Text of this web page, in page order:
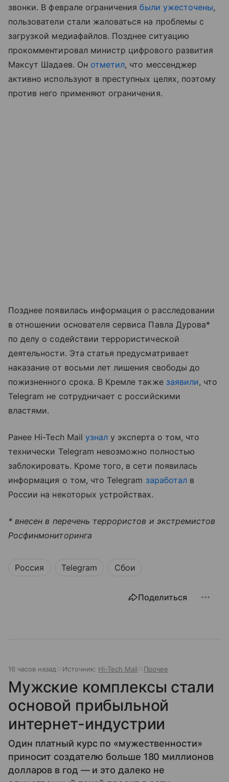
звонки. В феврале ограничениябыли ужесточены,
пользователи стали жаловаться на проблемы с
загрузкой медиафайлов. Позднее ситуацию
прокомментировал министр цифрового развития
Максут Шадаев. Он отметил, что мессенджер
активно используют в преступных целях, поэтому
против него применяют ограничения.
Позднее появилась информация о расследовании
в отношении основателя сервиса Павла Дурова*
по делу о содействии террористической
деятельности. Эта статья предусматривает
наказание от восьми лет лишения свободы до
пожизненного срока. В Кремле также заявили, что
Telegram не сотрудничает с российскими
властями.
Ранее Hi-Tech Mail узнал у эксперта о том, что
технически Telegram невозможно полностью
заблокировать. Кроме того, в сети появилась
информация о том, что Telegram заработалв
России на некоторых устройствах.
* внесен в перечень террористов и экстремистов
Росфинмониторинга
Россия Telegram Сбои
Поделиться
16 часов назад Источник: Hi-Tech Mail Прочее
Мужские комплексы стали
основой прибыльной
интернет-индустрии
Один платный курс по «мужественности»
приносит создателю больше 180 миллионов
долларов в год — и это далеко не